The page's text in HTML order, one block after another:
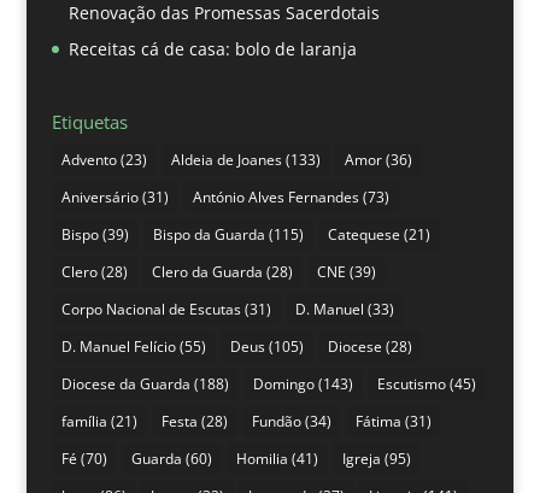
Renovação das Promessas Sacerdotais
Receitas cá de casa: bolo de laranja
Etiquetas
Advento(23) Aldeia de Joanes(133) Amor(36)
Aniversário(31) António Alves Fernandes(73)
Bispo(39) Bispo da Guarda (115) Catequese (21)
Clero(28) Clero da Guarda (28) CNE (39)
Corpo Nacional de Escutas(31) D. Manuel (33)
D. Manuel Felício(55) Deus(105) Diocese (28)
Diocese da Guarda (188) Domingo(143) Escutismo(45)
família (21) Festa (28) Fundão(34) Fátima (31)
Fé (70) Guarda (60) Homilia (41) Igreja (95)